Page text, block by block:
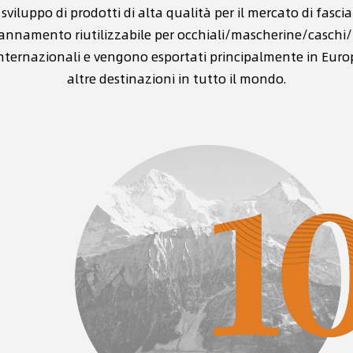
di prodotti di alta qualità per il mercato di
riutilizzabile per occhiali/mascherine/
e vengono esportati principalmente in
altre destinazioni in tutto il mondo.
forza di ricerca e
tecnico
concentriamo a lungo termine
tecnologica, con un team
ricerca e sviluppo professionale, e
sviluppare nuovi tessuti e prodotti
ad alte prestazioni in risposta alla
del mercato.
Con una
e un
siamo in
pelucchi e
prodotti per